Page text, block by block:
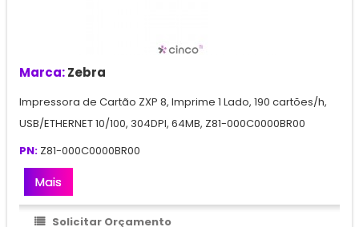
Marca:Zebra
Impressora de Cartão ZXP 8, Imprime 1 Lado, 190 cartões/h,
USB/ETHERNET 10/100, 304DPI, 64MB, Z81-000C0000BR00
PN: Z81-000C0000BR00
Mais
Solicitar Orçamento